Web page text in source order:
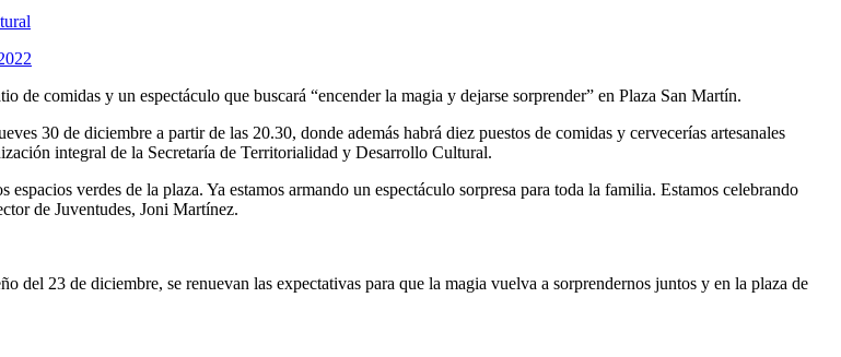
comidas y un espectáculo que buscará “encender la magia y dejarse sorprender” en Plaza San Martín.
30 de diciembre a partir de las 20.30, donde además habrá diez puestos de comidas y cervecerías artesanales
integral de la Secretaría de Territorialidad y Desarrollo Cultural.
verdes de la plaza. Ya estamos armando un espectáculo sorpresa para toda la familia. Estamos celebrando
de Juventudes, Joni Martínez.
del 23 de diciembre, se renuevan las expectativas para que la magia vuelva a sorprendernos juntos y en la plaza de